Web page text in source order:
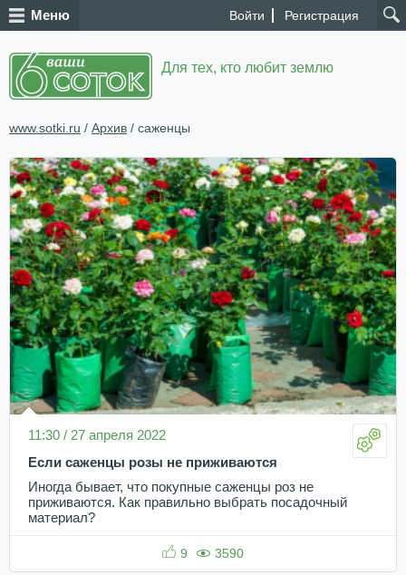
Войти Регистрация
Меню
Для тех, кто любит землю
www.sotki.ru / Архив / саженцы
11:30 / 27 апреля 2022
Если саженцы розы не приживаются
Иногда бывает, что покупные саженцы роз не
приживаются. Как правильно выбрать посадочный
материал?
9 3590